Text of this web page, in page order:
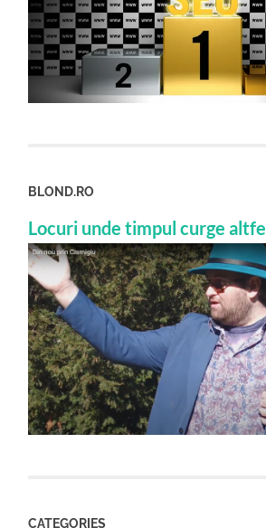
BLOND.RO
Locuri unde timpul curge altfel
CATEGORIES